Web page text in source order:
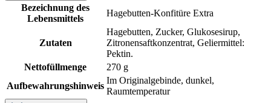
Bezeichnung des
Lebensmittels
Hagebutten-Konfitüre Extra
Zutaten
Hagebutten, Zucker, Glukosesirup,
Zitronensaftkonzentrat, Geliermittel:
Pektin.
Nettofüllmenge
270 g
Aufbewahrungshinweis
Im Originalgebinde, dunkel,
Raumtemperatur